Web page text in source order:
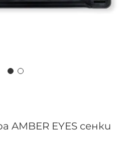
AMBER EYES сенки